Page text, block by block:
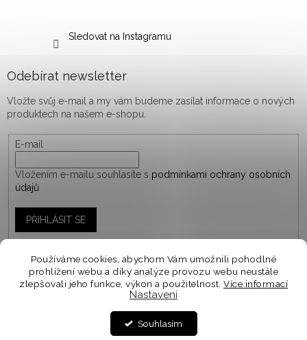
Používáme cookies, abychom Vám umožnili pohodlné
prohlížení webu a díky analýze provozu webu neustále
zlepšovali jeho funkce, výkon a použitelnost. Více informací
Nastavení
Souhlasím
Personalizované objednávky vyrábíme a odesíláme do
10-14 dnů. Spěcháte na objednávku? V košíku zvolte
EXPRESNÍ DODÁNÍ ⭐
Sledovat na Instagramu
Odebírat newsletter
Vložte svůj e-mail a my vám budeme zasílat informace o nových
produktech na našem e-shopu.
E-mail
Vložením e-mailu souhlasíte s podmínkami ochrany osobních
údajů
PŘIHLÁSIT SE
Vytvořil Shoptet
woodify.cz. Všechna práva vyhrazena.